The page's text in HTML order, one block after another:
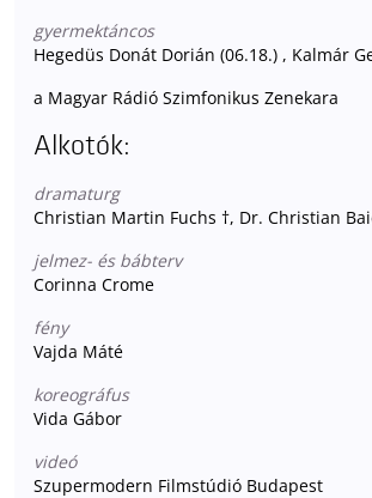
gyermektáncos
Hegedüs Donát Dorián (06.18.) , Kalmár
a Magyar Rádió Szimfonikus Zenekara
Alkotók:
dramaturg
Christian Martin Fuchs †, Dr. Christian
jelmez- és bábterv
Corinna Crome
fény
Vajda Máté
koreográfus
Vida Gábor
videó
Szupermodern Filmstúdió Budapest